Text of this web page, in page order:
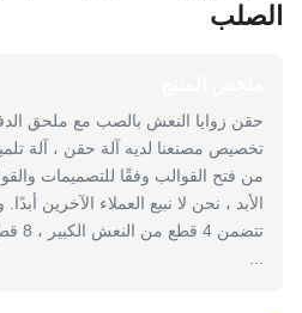
الصلب
حقن زوايا النعش بالصب مع ملحق
تخصيص مصنعنا لديه آلة حقن ، آلة
من فتح القوالب وفقًا للتصميمات
الأبد ، نحن لا نبيع العملاء الآخرين